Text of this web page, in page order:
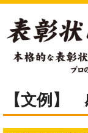
【文例】